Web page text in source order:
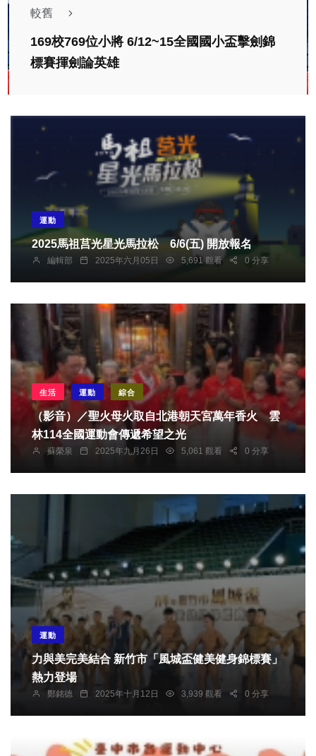
較舊
169校769位小將 6/12~15全國國小盃擊劍錦
標賽揮劍論英雄
運動
2025馬祖莒光星光馬拉松 6/6(五) 開放報名
編輯部 2025年六月05日 5,691 觀看 0 分享
生活 運動 綜合
（影音）／聖火母火取自北港朝天宮萬年香火 雲
林114全國運動會傳遞希望之光
蘇榮泉 2025年九月26日 5,061 觀看 0 分享
運動
力與美完美結合 新竹市「風城盃健美健身錦標賽」
熱力登場
鄭銘德 2025年十月12日 3,939 觀看 0 分享